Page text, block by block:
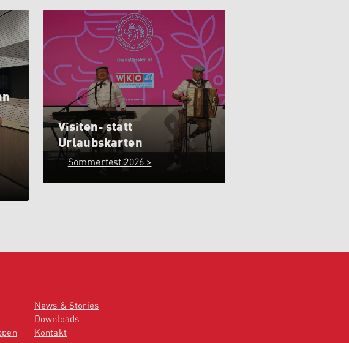
Visiten- statt
Urlaubskarten
Sommerfest 2026 >
News & Stories
Downloads
Kontakt